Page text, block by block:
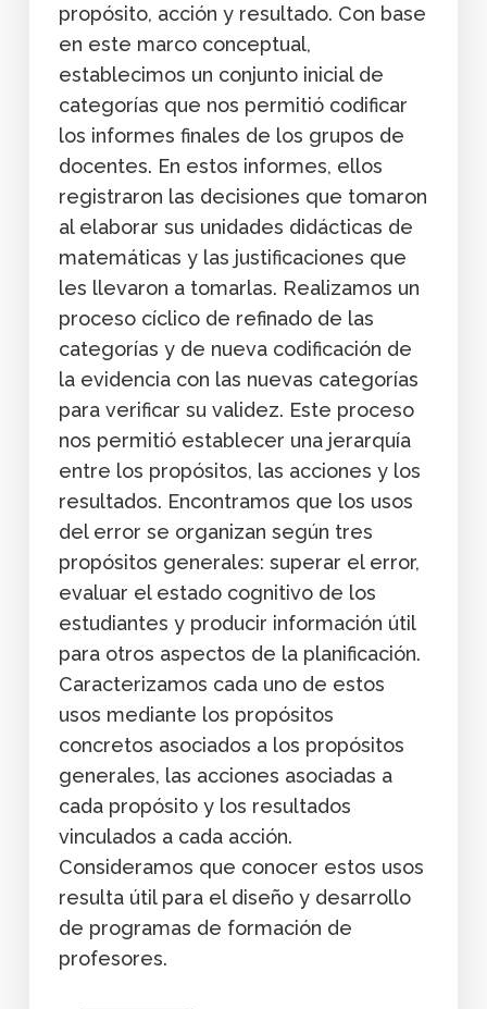
propósito, acción y resultado. Con base
en este marco conceptual,
establecimos un conjunto inicial de
categorías que nos permitió codificar
los informes finales de los grupos de
docentes. En estos informes, ellos
registraron las decisiones que tomaron
al elaborar sus unidades didácticas de
matemáticas y las justificaciones que
les llevaron a tomarlas. Realizamos un
proceso cíclico de refinado de las
categorías y de nueva codificación de
la evidencia con las nuevas categorías
para verificar su validez. Este proceso
nos permitió establecer una jerarquía
entre los propósitos, las acciones y los
resultados. Encontramos que los usos
del error se organizan según tres
propósitos generales: superar el error,
evaluar el estado cognitivo de los
estudiantes y producir información útil
para otros aspectos de la planificación.
Caracterizamos cada uno de estos
usos mediante los propósitos
concretos asociados a los propósitos
generales, las acciones asociadas a
cada propósito y los resultados
vinculados a cada acción.
Consideramos que conocer estos usos
resulta útil para el diseño y desarrollo
de programas de formación de
profesores.